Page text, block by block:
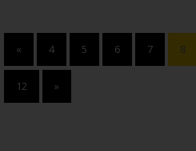
« 4 5 6 7 8
12 »